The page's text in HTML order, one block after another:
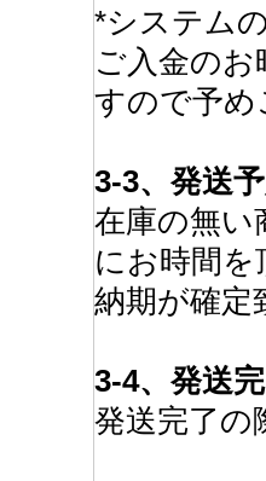
*システム
ご入金の
すので予め
3-3、発送
在庫の無い
にお時間を
納期が確定
3-4、発送
発送完了の